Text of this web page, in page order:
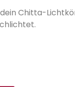
Chitta-